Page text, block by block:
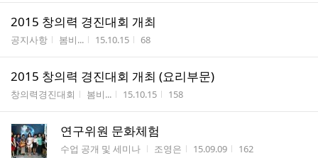
2015 창의력 경진대회 개최
게시판명
공지사항 작성자
봄비... 작성시간
15.10.15 조회수
68
2015 창의력 경진대회 개최 (요리부문)
게시판명
창의력경진대회 작성자
봄비... 작성시간
15.10.15 조회수
158
연구위원 문화체험
게시판명
수업 공개 및 세미나 작성자
조영은 작성시간
15.09.09 조회수
162